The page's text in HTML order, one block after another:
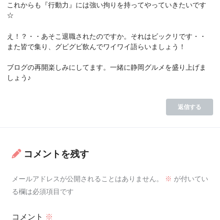
これからも『行動力』には強い拘りを持ってやっていきたいです
☆
え！？・・あそこ退職されたのですか。それはビックリです・・
また皆で集り、グビグビ飲んでワイワイ語らいましょう！
ブログの再開楽しみにしてます。一緒に静岡グルメを盛り上げま
しょう♪
返信する
コメントを残す
メールアドレスが公開されることはありません。 ※ が付いてい
る欄は必須項目です
コメント ※